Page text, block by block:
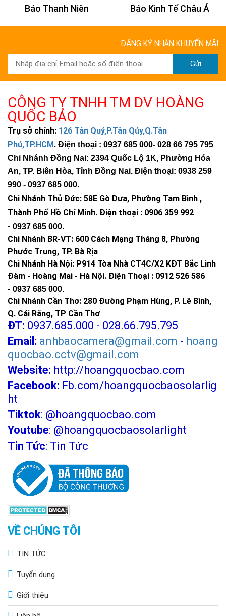
Báo Thanh Niên Báo Kinh Tế Châu Á
ĐĂNG KÝ NHẬN KHUYẾN MÃI
Gửi
CÔNG TY TNHH TM DV HOÀNG
QUỐC BẢO
Trụ sở chính: 126 Tân Quý,P.Tân Qúy,Q.Tân
Phú,TP.HCM. Điện thoại : 0937 685 000- 028 66 795 795
Chi Nhánh Đồng Nai: 2394 Quốc Lộ 1K, Phường Hóa
An, TP. Biên Hòa, Tỉnh Đồng Nai. Điện thoại: 0938 259
990 - 0937 685 000.
Chi Nhánh Thủ Đức: 58E Gò Dưa, Phường Tam Bình ,
Thành Phố Hồ Chí Minh. Điện thoại : 0906 359 992
- 0937 685 000.
Chi Nhánh BR-VT: 600 Cách Mạng Tháng 8, Phường
Phước Trung, TP. Bà Rịa
Chi Nhánh Hà Nội: P914 Tòa Nhà CT4C/X2 KĐT Bắc Linh
Đàm - Hoàng Mai - Hà Nội. Điện Thoại : 0912 526 586
- 0937 685 000.
Chi Nhánh Cần Thơ: 280 Đường Phạm Hùng, P. Lê Bình,
Q. Cái Răng, TP Cần Thơ
ĐT: 0937.685.000 - 028.66.795.795
Email: anhbaocamera@gmail.com - hoang
quocbao.cctv@gmail.com
Website: http://hoangquocbao.com
Facebook: Fb.com/hoangquocbaosolarlig
ht
Tiktok: @hoangquocbao.com
Youtube: @hoangquocbaosolarlight
Tin Tức: Tin Tức
VỀ CHÚNG TÔI
TIN TỨC
Tuyển dụng
Giới thiệu